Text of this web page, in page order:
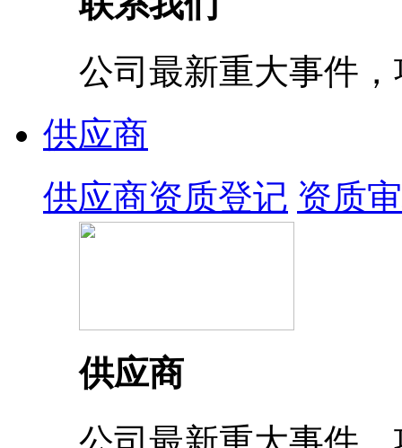
公司最新重大事件
供应商
供应商资质登记 资质
供应商